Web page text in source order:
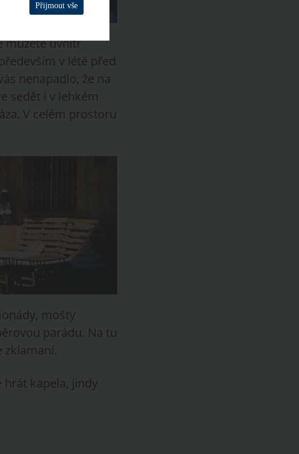
můžete uvnitř
v létě před
nenapadlo, že na
sedět i v lehkém
V celém prostoru
mošty
parádu. Na tu
zklamaní.
hrát kapela, jindy
Přijmout vše